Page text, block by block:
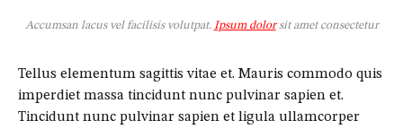
Accumsan lacus vel facilisis volutpat. Ipsum dolorsit amet consectetur
Tellus elementum sagittis vitae et. Mauris commodo quis
imperdiet massa tincidunt nunc pulvinar sapien et.
Tincidunt nunc pulvinar sapien et ligula ullamcorper